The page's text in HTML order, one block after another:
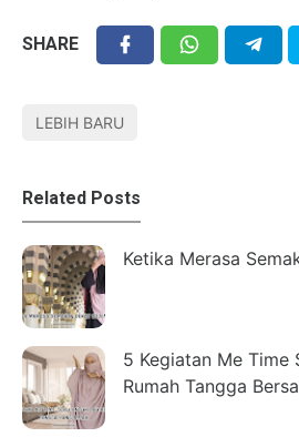
SHARE
LEBIH BARU
Related Posts
Ketika Merasa
5 Kegiatan Me Time
Rumah Tangga